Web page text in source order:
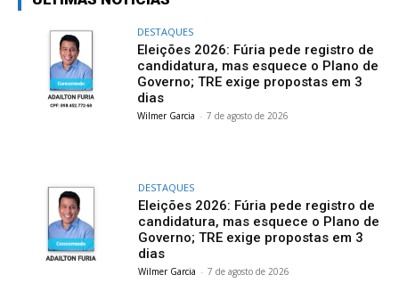
DESTAQUES
Eleições 2026: Fúria pede registro de
candidatura, mas esquece o Plano de
Governo; TRE exige propostas em 3
dias
Wilmer Garcia - 7 de agosto de 2026
DESTAQUES
Eleições 2026: Fúria pede registro de
candidatura, mas esquece o Plano de
Governo; TRE exige propostas em 3
dias
Wilmer Garcia - 7 de agosto de 2026